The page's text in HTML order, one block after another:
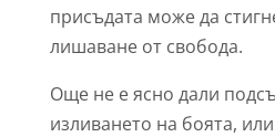
присъдата може да
лишаване от свобода.
Още не е ясно дали
изливането на боята,